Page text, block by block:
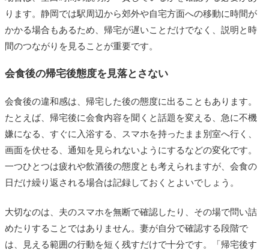
ります。静岡では駅周辺から郊外や自宅方面への移動に時間が
かかる場合もあるため、帰宅が遅いことだけでなく、説明と時
間のつながりを見ることが重要です。
会食後の帰宅後態度を見落とさない
会食後の違和感は、帰宅した後の態度に出ることもあります。
たとえば、帰宅後に会食内容を聞くと話題を変える、急に不機
嫌になる、すぐに入浴する、スマホを持ったまま別室へ行く、
画面を伏せる、通知を見られないようにするなどの変化です。
一つひとつは疲れや飲酒後の態度とも考えられますが、会食の
日だけ繰り返される場合は記録しておくとよいでしょう。
大切なのは、夫のスマホを無断で確認したり、その場で問い詰
めたりすることではありません。妻が自分で確認する段階で
は、見える範囲の行動を短く残すだけで十分です。「帰宅後す